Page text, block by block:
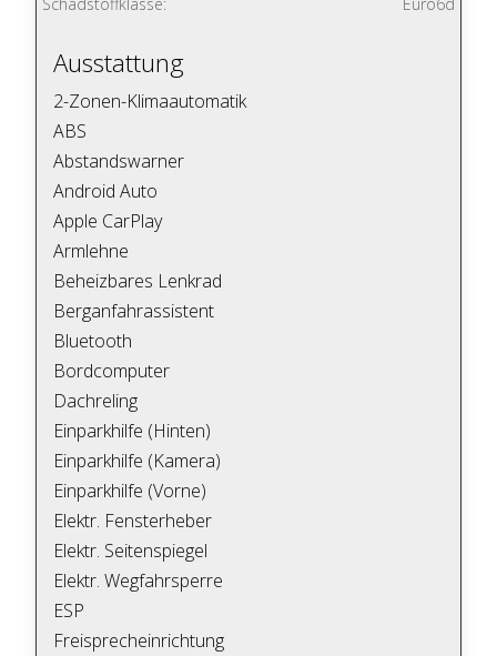
Ausstattung
2-Zonen-Klimaautomatik
ABS
Abstandswarner
Android Auto
Apple CarPlay
Armlehne
Beheizbares Lenkrad
Berganfahrassistent
Bluetooth
Bordcomputer
Dachreling
Einparkhilfe (Hinten)
Einparkhilfe (Kamera)
Einparkhilfe (Vorne)
Elektr. Fensterheber
Elektr. Seitenspiegel
Elektr. Wegfahrsperre
ESP
Freisprecheinrichtung